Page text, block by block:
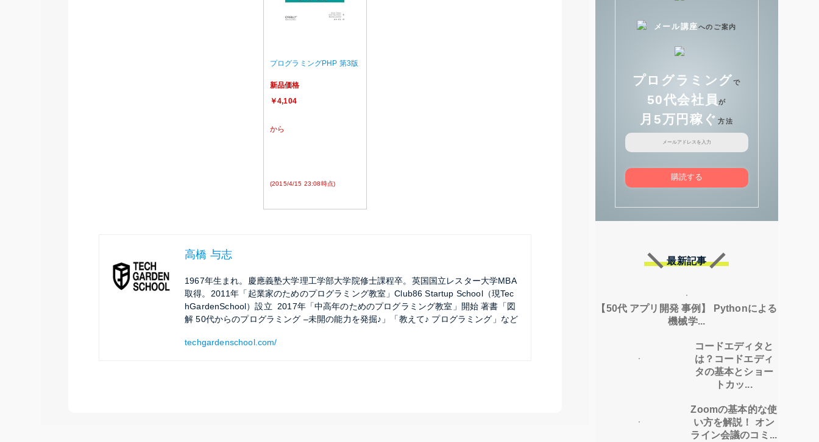
プログラミングPHP 第3版
新品価格
￥4,104
から
(2015/4/15 23:08時点)
高橋 与志
1967年生まれ。慶應義塾大学理工学部大学院修士課程卒。英国国立レスター大学MBA
取得。2011年「起業家のためのプログラミング教室」Club86 Startup School（現Tec
hGardenSchool）設立 2017年「中高年のためのプログラミング教室」開始 著書「図
解 50代からのプログラミング –未開の能力を発掘♪」「教えて♪ プログラミング」など
techgardenschool.com/
メール講座へのご案内
プログラミングで
50代会社員が
月5万円稼ぐ 方法
購読する
最新記事
【50代 アプリ開発 事例】 Pythonによる
機械学...
コードエディタと
は？コードエディ
タの基本とショー
トカッ...
Zoomの基本的な使
い方を解説！ オン
ライン会議のコミ...